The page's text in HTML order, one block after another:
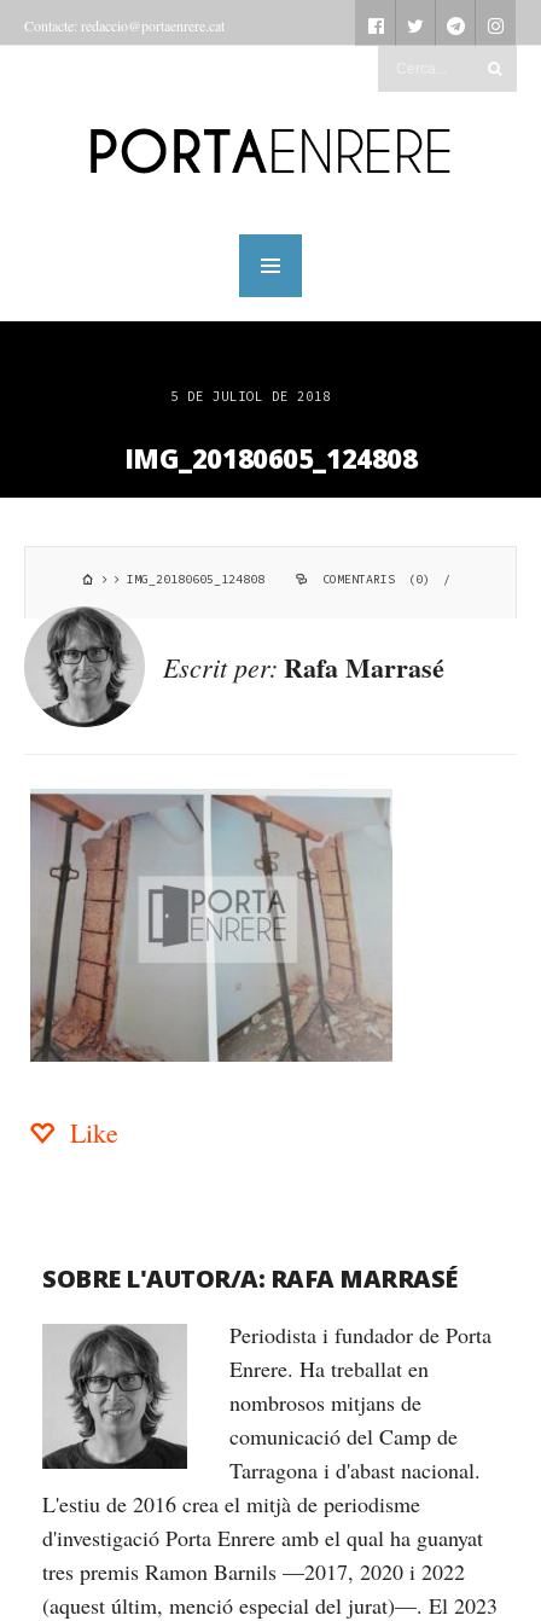
Contacte: redaccio@portaenrere.cat
5 DE JULIOL DE 2018
IMG_20180605_124808
IMG_20180605_124808 COMENTARIS (0) /
Escrit per: Rafa Marrasé
Like
SOBRE L'AUTOR/A: RAFA MARRASÉ
Periodista i fundador de Porta
Enrere. Ha treballat en
nombrosos mitjans de
comunicació del Camp de
Tarragona i d'abast nacional.
L'estiu de 2016 crea el mitjà de periodisme
d'investigació Porta Enrere amb el qual ha guanyat
tres premis Ramon Barnils —2017, 2020 i 2022
(aquest últim, menció especial del jurat)—. El 2023